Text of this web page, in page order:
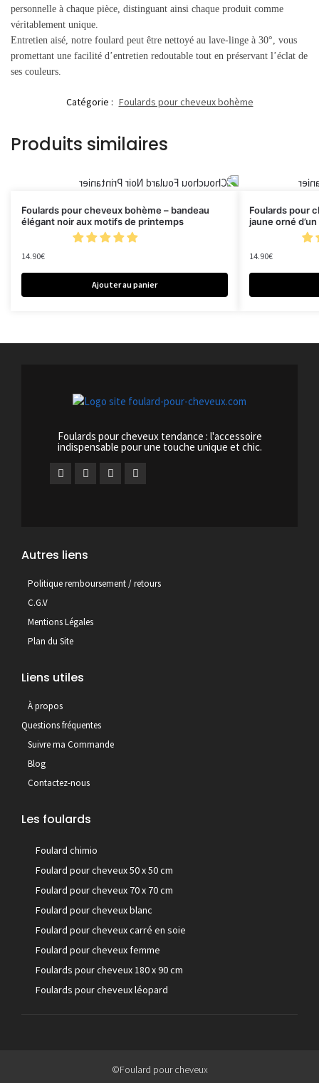
personnelle à chaque pièce, distinguant ainsi chaque produit comme
véritablement unique.
Entretien aisé, notre foulard peut être nettoyé au lave-linge à 30°, vous
promettant une facilité d’entretien redoutable tout en préservant l’éclat de
ses couleurs.
Catégorie : Foulards pour cheveux bohème
Produits similaires
Foulards pour cheveux bohème – bandeau
élégant noir aux motifs de printemps
14.90€
Ajouter au panier
Foulards pour
jaune orné
14.90€
Foulards pour cheveux tendance : l'accessoire
indispensable pour une touche unique et chic.
Autres liens
Politique remboursement / retours
C.G.V
Mentions Légales
Plan du Site
Liens utiles
À propos
Questions fréquentes
Suivre ma Commande
Blog
Contactez-nous
Les foulards
Foulard chimio
Foulard pour cheveux 50 x 50 cm
Foulard pour cheveux 70 x 70 cm
Foulard pour cheveux blanc
Foulard pour cheveux carré en soie
Foulard pour cheveux femme
Foulards pour cheveux 180 x 90 cm
Foulards pour cheveux léopard
©Foulard pour cheveux